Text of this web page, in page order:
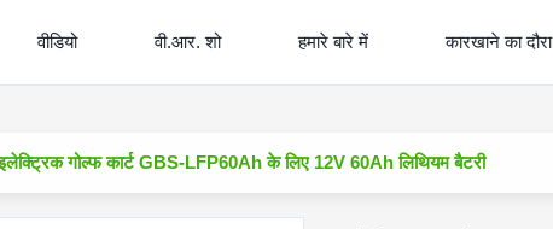
वीडियो वी.आर. शो हमारे बारे में कारखाने का दौरा
गोल्फ कार्ट GBS-LFP60Ah के लिए 12V 60Ah लिथियम बैटरी